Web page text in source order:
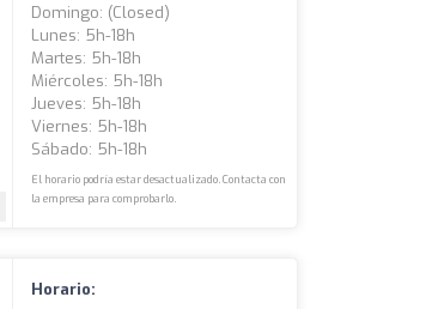
Domingo: (closed)
Lunes: 5h-18h
Martes: 5h-18h
Miércoles: 5h-18h
Jueves: 5h-18h
Viernes: 5h-18h
Sábado: 5h-18h
El horario podría estar desactualizado. Contacta con
la empresa para comprobarlo.
Horario: